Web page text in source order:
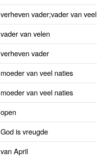
verheven vader;vader van veel
vader van velen
verheven vader
moeder van veel naties
moeder van veel naties
open
God is vreugde
van April